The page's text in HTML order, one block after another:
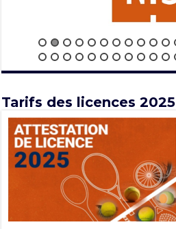
Tarifs des licences 2025